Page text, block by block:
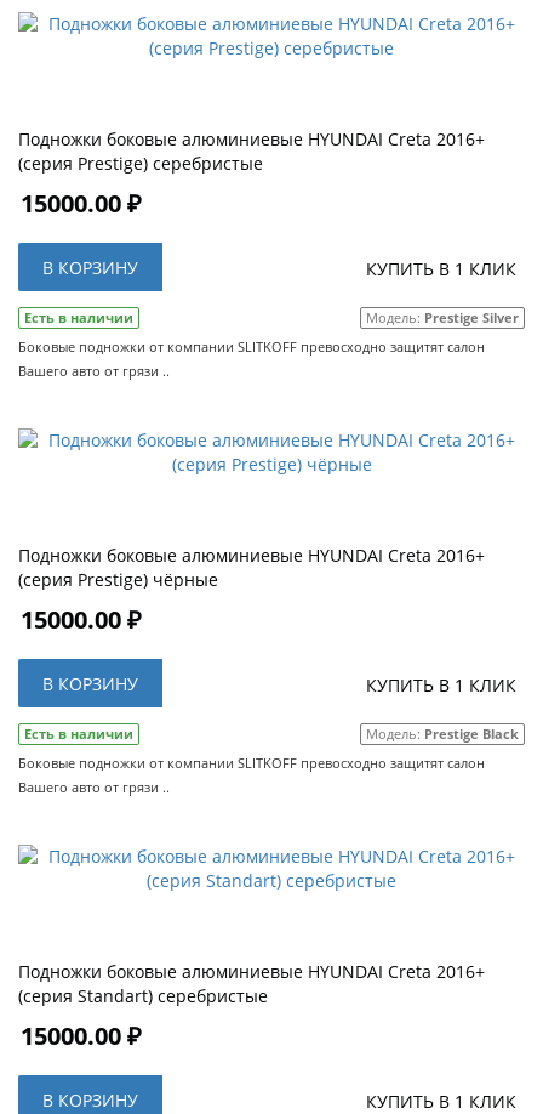
Подножки боковые алюминиевые HYUNDAI Creta 2016+
(серия Prestige) серебристые
15000.00 ₽
В КОРЗИНУ КУПИТЬ В 1 КЛИК
Есть в наличии Модель: Prestige Silver
Боковые подножки от компании SLITKOFF превосходно защитят салон
Вашего авто от грязи ..
Подножки боковые алюминиевые HYUNDAI Creta 2016+
(серия Prestige) чёрные
15000.00 ₽
В КОРЗИНУ КУПИТЬ В 1 КЛИК
Есть в наличии Модель: Prestige Black
Боковые подножки от компании SLITKOFF превосходно защитят салон
Вашего авто от грязи ..
Подножки боковые алюминиевые HYUNDAI Creta 2016+
(серия Standart) серебристые
15000.00 ₽
В КОРЗИНУ КУПИТЬ В 1 КЛИК